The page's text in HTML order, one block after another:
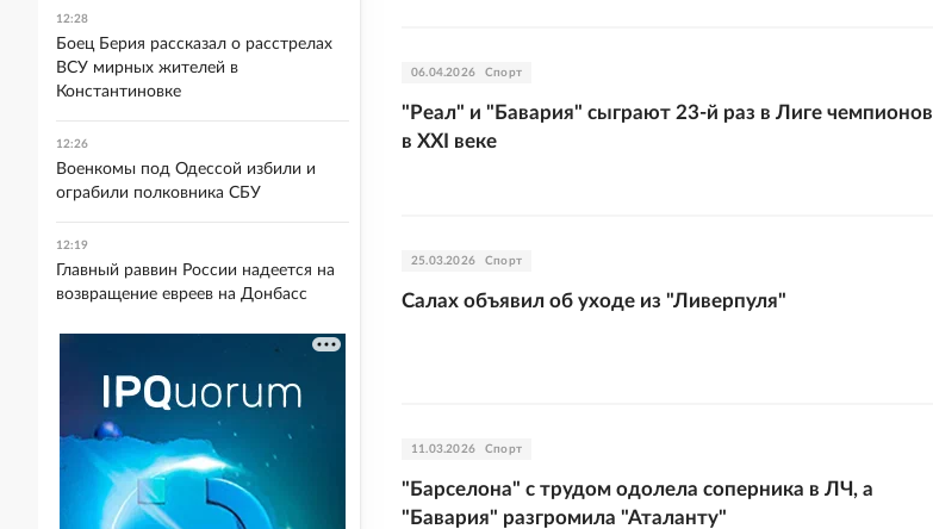
06.04.2026 Спорт
"Реал" и "Бавария" сыграют 23-й раз в Лиге чемпионов
в XXI веке
25.03.2026 Спорт
Салах объявил об уходе из "Ливерпуля"
11.03.2026 Спорт
"Барселона" с трудом одолела соперника в ЛЧ, а
"Бавария" разгромила "Аталанту"
12:28
Боец Берия рассказал о расстрелах
ВСУ мирных жителей в
Константиновке
12:26
Военкомы под Одессой избили и
ограбили полковника СБУ
12:19
Главный раввин России надеется на
возвращение евреев на Донбасс